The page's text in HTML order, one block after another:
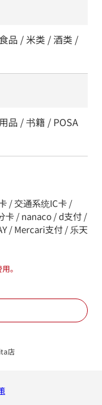
品 / 米类 / 酒类 /
品 / 书籍 / POSA
/ 交通系统IC卡 /
卡 / nanaco / d支付 /
/ Mercari支付 / 乐天
。
店